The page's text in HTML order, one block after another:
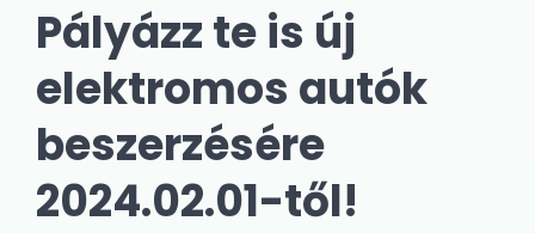
Pályázz te is új
elektromos autók
beszerzésére
2024.02.01-től!